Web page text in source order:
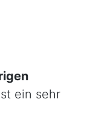
ein sehr